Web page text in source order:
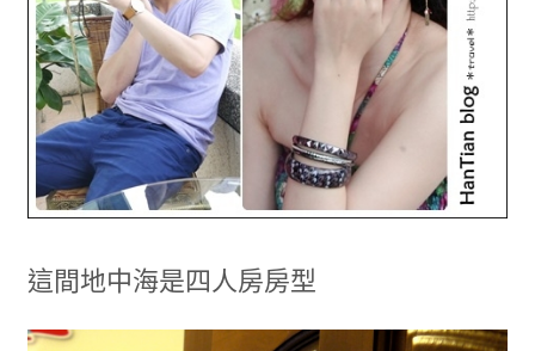
這間地中海是四人房房型